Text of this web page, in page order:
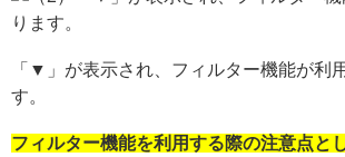
「▼」が表示され、フィルター機能が利
す。
フィルター機能を利用する際の注意点と